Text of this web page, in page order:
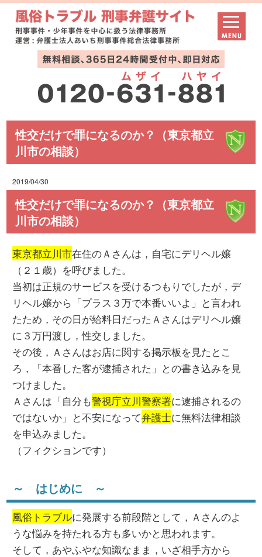
性交だけで罪になるのか？（東京都立
川市の相談）
2019/04/30
性交だけで罪になるのか？（東京都立
川市の相談）
東京都立川市在住のＡさんは，自宅にデリヘル嬢
（２１歳）を呼びました。
当初は正規のサービスを受けるつもりでしたが，デ
リヘル嬢から「プラス３万で本番いいよ」と言われ
たため，その日が給料日だったＡさんはデリヘル嬢
に３万円渡し，性交しました。
その後，Ａさんはお店に関する掲示板を見たとこ
ろ，「本番した客が逮捕された」との書き込みを見
つけました。
Ａさんは「自分も警視庁立川警察署に逮捕されるの
ではないか」と不安になって弁護士に無料法律相談
を申込みました。
（フィクションです）
～ はじめに ～
風俗トラブルに発展する前段階として，Ａさんのよ
うな悩みを持たれる方も多いかと思われます。
そして，あやふやな知識なまま，いざ相手方から